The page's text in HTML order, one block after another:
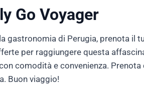
Go Voyager
gastronomia di Perugia, prenota il
per raggiungere questa
comodità e convenienza. Prenota
Buon viaggio!